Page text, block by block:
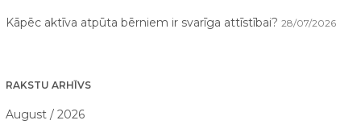
Kāpēc aktīva atpūta bērniem ir svarīga attīstībai? 28/07/2026
RAKSTU ARHĪVS
August / 2026